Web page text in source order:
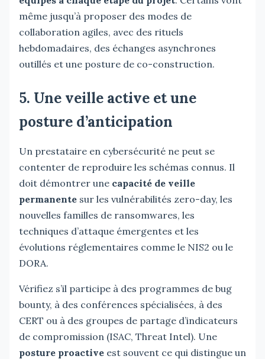
même jusqu’à proposer des modes de
collaboration agiles, avec des rituels
hebdomadaires, des échanges asynchrones
outillés et une posture de co-construction.
5. Une veille active et une
posture d’anticipation
Un prestataire en cybersécurité ne peut se
contenter de reproduire les schémas connus. Il
doit démontrer une capacité de veille
permanente sur les vulnérabilités zero-day, les
nouvelles familles de ransomwares, les
techniques d’attaque émergentes et les
évolutions réglementaires comme le NIS2 ou le
DORA.
Vérifiez s’il participe à des programmes de bug
bounty, à des conférences spécialisées, à des
CERT ou à des groupes de partage d’indicateurs
de compromission (ISAC, Threat Intel). Une
posture proactive est souvent ce qui distingue un